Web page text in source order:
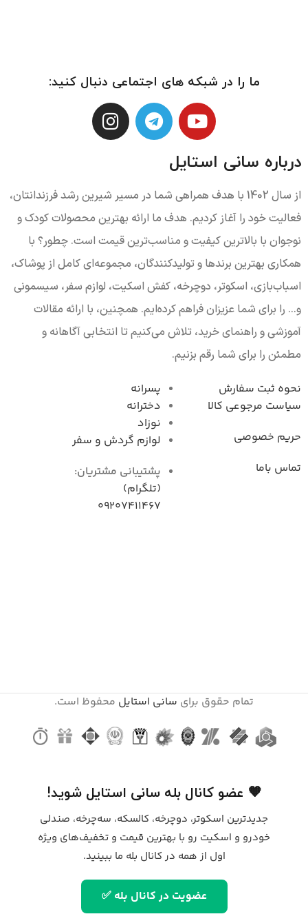
ما را در شبکه های اجتماعی دنبال کنید:
درباره سانی استایل
از سال 1402 با هدف همراهی شما در مسیر شیرین رشد فرزندانتان،
فعالیت خود را آغاز کردیم. هدف ما ارائه بهترین محصولات کودک و
نوجوان با بالاترین کیفیت و مناسب‌ترین قیمت است. چطور؟ با
همکاری بهترین برندها و تولیدکنندگان، مجموعه‌ای کامل از پوشاک،
اسباب‌بازی، اسکوتر، دوچرخه، کفش اسکیت، لوازم سفر، سیسمونی
و... را برای شما عزیزان فراهم کرده‌ایم. همچنین، با ارائه مقالات
آموزشی و راهنمای خرید، تلاش می‌کنیم تا انتخابی آگاهانه و
مطمئن را برای شما رقم بزنیم.
نحوه ثبت سفارش
سیاست مرجوعی کال
حریم خصوصی
تماس باما
پسرانه
دخترانه
نوزاد
لوازم گردش و سفر
پشتیبانی مشتریان:
(تلگرام)
09207411467
تمام حقوق برای سانی استایل محفوظ است.
🧡 عضو کانال بله سانی استایل شوید!
جدیدترین اسکوتر، دوچرخه، کالسکه، سه‌چرخه، صندلی
خودرو و اسکیت رو با بهترین قیمت و تخفیف‌های ویژه
اول از همه در کانال بله ما ببینید.
عضویت در کانال بله ✅